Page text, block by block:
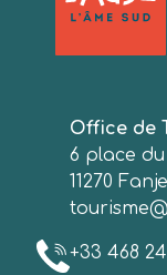
Office de
6 place du
11270
+33 468